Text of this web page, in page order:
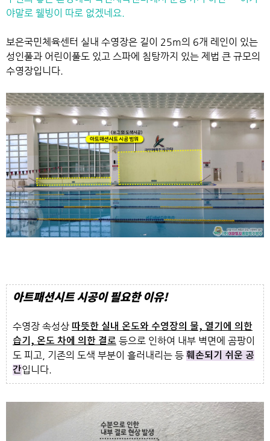
야말로 웰빙이 따로 없겠네요.
보은국민체육센터 실내 수영장은 길이 25m의 6개 레인이 있는
성인풀과 어린이풀도 있고 스파에 침탕까지 있는 제법 큰 규모의
수영장입니다.
아트패션시트 시공이 필요한 이유!
수영장 속성상 따뜻한 실내 온도와 수영장의 물, 열기에 의한
습기, 온도 차에 의한 결로 등으로 인하여 내부 벽면에 곰팡이
도 피고, 기존의 도색 부분이 흘러내리는 등 훼손되기 쉬운 공
간입니다.